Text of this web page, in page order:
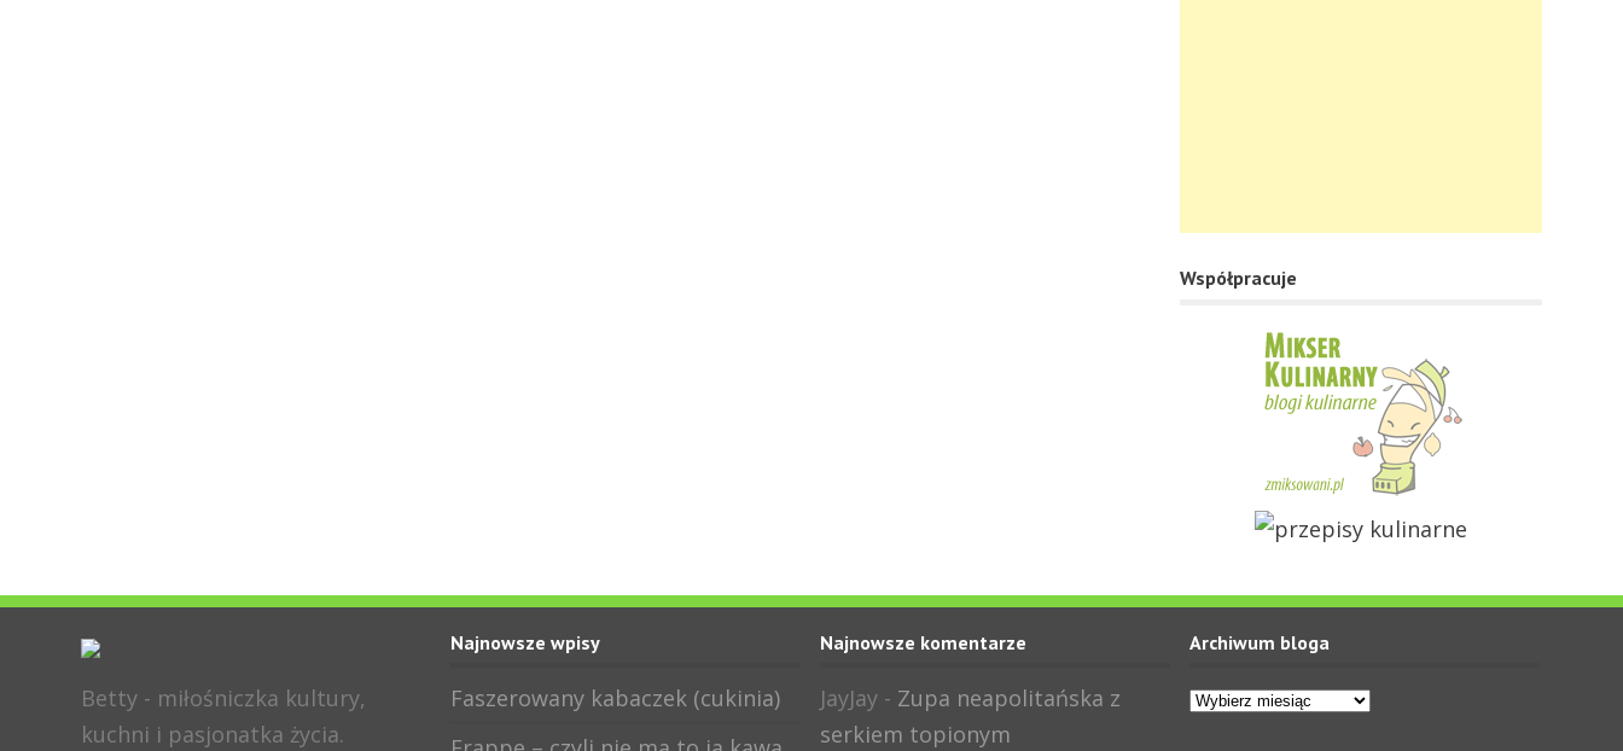
Współpracuje
Betty - miłośniczka kultury,
kuchni i pasjonatka życia.
Najnowsze wpisy
Faszerowany kabaczek (cukinia)
Najnowsze komentarze
JayJay - Zupa neapolitańska z
serkiem topionym
Archiwum bloga
Archiwum